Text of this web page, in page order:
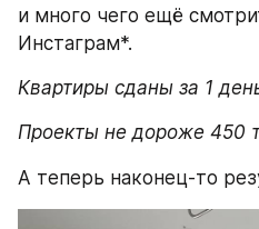
и много чего ещё
Инстаграм*.
Квартиры сданы за 1
Проекты не дороже 450
А теперь наконец-то